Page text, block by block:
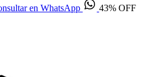
en WhatsApp 43% OFF